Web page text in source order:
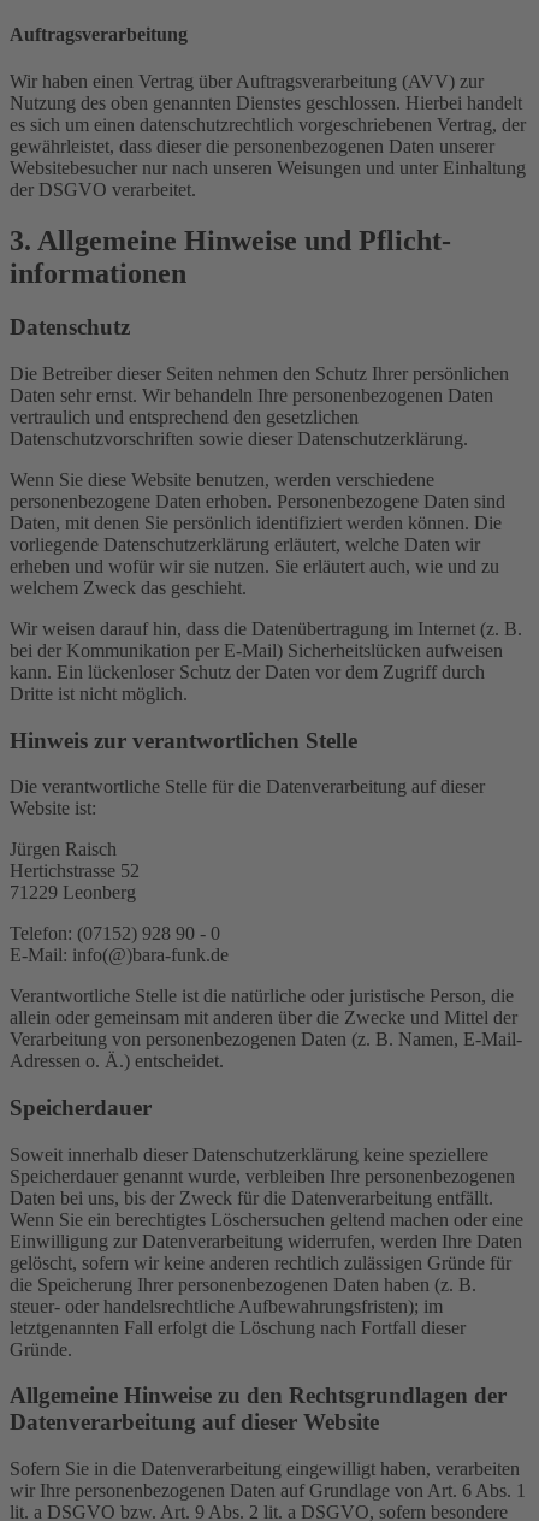
Auftragsverarbeitung
Wir haben einen Vertrag über Auftragsverarbeitung (AVV) zur
Nutzung des oben genannten Dienstes geschlossen. Hierbei handelt
es sich um einen datenschutzrechtlich vorgeschriebenen Vertrag, der
gewährleistet, dass dieser die personenbezogenen Daten unserer
Websitebesucher nur nach unseren Weisungen und unter Einhaltung
der DSGVO verarbeitet.
3. Allgemeine Hinweise und Pflicht­
informationen
Datenschutz
Die Betreiber dieser Seiten nehmen den Schutz Ihrer persönlichen
Daten sehr ernst. Wir behandeln Ihre personenbezogenen Daten
vertraulich und entsprechend den gesetzlichen
Datenschutzvorschriften sowie dieser Datenschutzerklärung.
Wenn Sie diese Website benutzen, werden verschiedene
personenbezogene Daten erhoben. Personenbezogene Daten sind
Daten, mit denen Sie persönlich identifiziert werden können. Die
vorliegende Datenschutzerklärung erläutert, welche Daten wir
erheben und wofür wir sie nutzen. Sie erläutert auch, wie und zu
welchem Zweck das geschieht.
Wir weisen darauf hin, dass die Datenübertragung im Internet (z. B.
bei der Kommunikation per E-Mail) Sicherheitslücken aufweisen
kann. Ein lückenloser Schutz der Daten vor dem Zugriff durch
Dritte ist nicht möglich.
Hinweis zur verantwortlichen Stelle
Die verantwortliche Stelle für die Datenverarbeitung auf dieser
Website ist:
Jürgen Raisch
Hertichstrasse 52
71229 Leonberg
Telefon: (07152) 928 90 - 0
E-Mail: info(@)bara-funk.de
Verantwortliche Stelle ist die natürliche oder juristische Person, die
allein oder gemeinsam mit anderen über die Zwecke und Mittel der
Verarbeitung von personenbezogenen Daten (z. B. Namen, E-Mail-
Adressen o. Ä.) entscheidet.
Speicherdauer
Soweit innerhalb dieser Datenschutzerklärung keine speziellere
Speicherdauer genannt wurde, verbleiben Ihre personenbezogenen
Daten bei uns, bis der Zweck für die Datenverarbeitung entfällt.
Wenn Sie ein berechtigtes Löschersuchen geltend machen oder eine
Einwilligung zur Datenverarbeitung widerrufen, werden Ihre Daten
gelöscht, sofern wir keine anderen rechtlich zulässigen Gründe für
die Speicherung Ihrer personenbezogenen Daten haben (z. B.
steuer- oder handelsrechtliche Aufbewahrungsfristen); im
letztgenannten Fall erfolgt die Löschung nach Fortfall dieser
Gründe.
Allgemeine Hinweise zu den Rechtsgrundlagen der
Datenverarbeitung auf dieser Website
Sofern Sie in die Datenverarbeitung eingewilligt haben, verarbeiten
wir Ihre personenbezogenen Daten auf Grundlage von Art. 6 Abs. 1
lit. a DSGVO bzw. Art. 9 Abs. 2 lit. a DSGVO, sofern besondere